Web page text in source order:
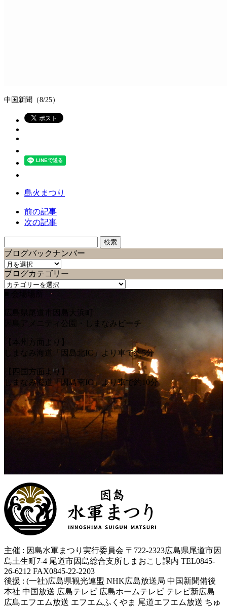
中国新聞（8/25）
島火まつり
前の記事
次の記事
索:
ブログバックナンバー
ブ
ロ
グ
ク
ン
バ
ー
ブログカテゴリー
ブ
カ
ゴ
リ
ー
■ 会場場所
広島県尾道市因島大浜町
因島アメニティ公園・しまなみビーチ
【本州方面より】
しまなみ海道「因島北IC」より車で約5分
【四国方面より】
しまなみ海道「因島南IC」より車で約10分
主催 : 因島水軍まつり実行委員会 〒722-2323広島県尾道市因
島土生町7-4 尾道市因島総合支所しまおこし課内 TEL0845-
26-6212 FAX0845-22-2203
後援 : (一社)広島県観光連盟 NHK広島放送局 中国新聞備後
本社 中国放送 広島テレビ 広島ホームテレビ テレビ新広島
広島エフエム放送 エフエムふくやま 尾道エフエム放送 ちゅ